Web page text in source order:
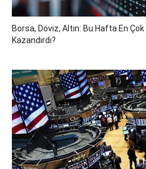
Borsa, Döviz, Altın: Bu Hafta En Çok
Kazandırdı?